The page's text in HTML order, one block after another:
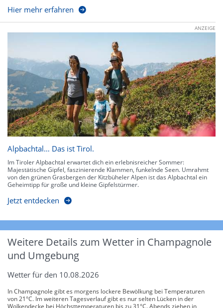
Hier mehr erfahren
ANZEIGE
Alpbachtal… Das ist Tirol.
Im Tiroler Alpbachtal erwartet dich ein erlebnisreicher Sommer:
Majestätische Gipfel, faszinierende Klammen, funkelnde Seen. Umrahmt
von den grünen Grasbergen der Kitzbüheler Alpen ist das Alpbachtal ein
Geheimtipp für große und kleine Gipfelstürmer.
Jetzt entdecken
Weitere Details zum Wetter in Champagnole
und Umgebung
Wetter für den 10.08.2026
In Champagnole gibt es morgens lockere Bewölkung bei Temperaturen
von 21°C. Im weiteren Tagesverlauf gibt es nur selten Lücken in der